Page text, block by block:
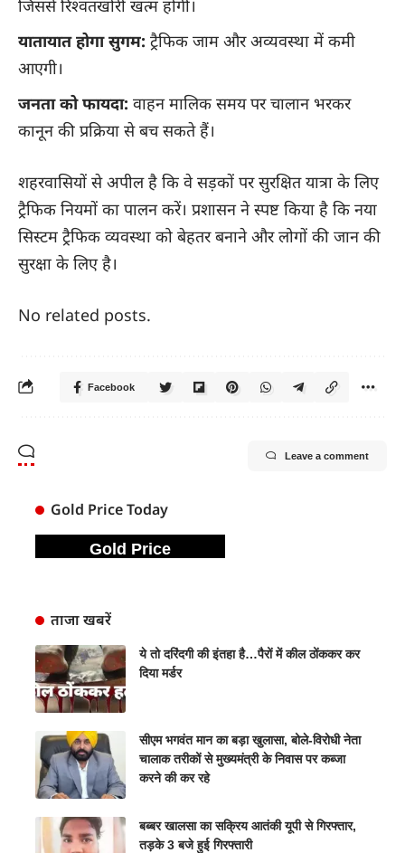
जिससे रिश्वतखोरी खत्म होगी।
यातायात होगा सुगम: ट्रैफिक जाम और अव्यवस्था में कमी
आएगी।
जनता को फायदा: वाहन मालिक समय पर चालान भरकर
कानून की प्रक्रिया से बच सकते हैं।
शहरवासियों से अपील है कि वे सड़कों पर सुरक्षित यात्रा के लिए
ट्रैफिक नियमों का पालन करें। प्रशासन ने स्पष्ट किया है कि नया
सिस्टम ट्रैफिक व्यवस्था को बेहतर बनाने और लोगों की जान की
सुरक्षा के लिए है।
No related posts.
Facebook
Leave a comment
Gold Price Today
Gold Price
ताजा खबरें
ये तो दरिंदगी की इंतहा है…पैरों में कील ठोंककर कर
दिया मर्डर
सीएम भगवंत मान का बड़ा खुलासा, बोले-विरोधी नेता
चालाक तरीकों से मुख्यमंत्री के निवास पर कब्जा
करने की कर रहे
बब्बर खालसा का सक्रिय आतंकी यूपी से गिरफ्तार,
तड़के 3 बजे हुई गिरफ्तारी